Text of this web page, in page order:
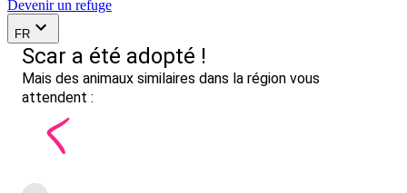
Devenir un refuge
FR
Scar a été adopté !
Mais des animaux similaires dans la région vous
attendent :